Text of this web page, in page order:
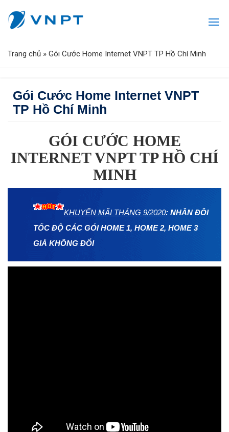
Trang chủ » Gói Cước Home Internet VNPT TP Hồ Chí Minh
Gói Cước Home Internet VNPT
TP Hồ Chí Minh
GÓI CƯỚC HOME
INTERNET VNPT TP HỒ CHÍ
MINH
KHUYẾN MÃI THÁNG 9/2020: NHÂN ĐÔI
TỐC ĐỘ CÁC GÓI HOME 1, HOME 2, HOME 3
GIÁ KHÔNG ĐỔI